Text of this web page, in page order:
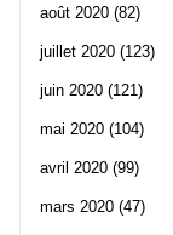
août 2020 (82)
juillet 2020 (123)
juin 2020 (121)
mai 2020 (104)
avril 2020 (99)
mars 2020 (47)